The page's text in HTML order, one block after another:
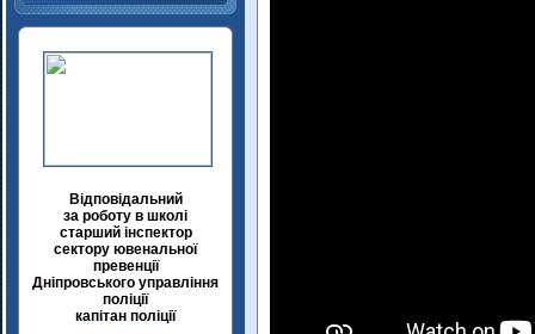
Відповідальний
за роботу в школі
старший інспектор
сектору ювенальної
превенції
Дніпровського управління
поліції
капітан поліції